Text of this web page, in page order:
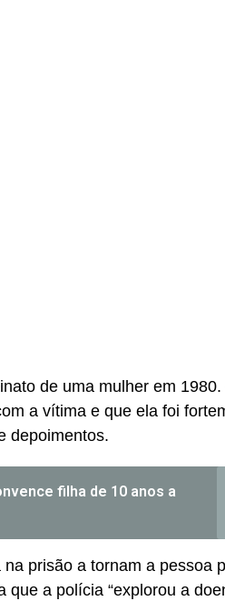
de uma mulher em 1980.
a vítima e que ela foi
depoimentos.
filha de 10 anos a
prisão a tornam a pessoa
que a polícia “explorou a